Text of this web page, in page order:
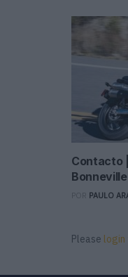
Contacto
PAULO
Please login